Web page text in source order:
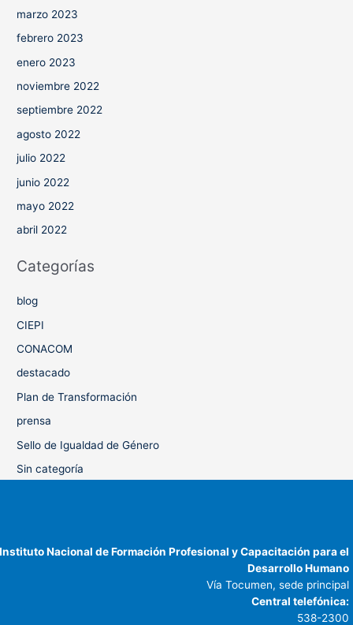
marzo 2023
febrero 2023
enero 2023
noviembre 2022
septiembre 2022
agosto 2022
julio 2022
junio 2022
mayo 2022
abril 2022
Categorías
blog
CIEPI
CONACOM
destacado
Plan de Transformación
prensa
Sello de Igualdad de Género
Sin categoría
Instituto Nacional de Formación Profesional y Capacitación para el
Desarrollo Humano
Vía Tocumen, sede principal
Central telefónica:
538-2300